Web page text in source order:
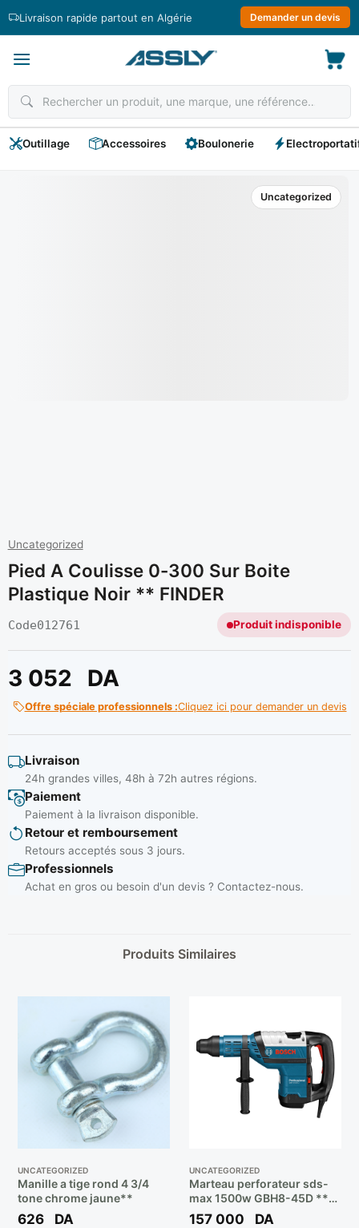
Livraison rapide partout en Algérie Demander un devis
Outillage Accessoires Boulonerie
Uncategorized
Uncategorized
Pied A Coulisse 0-300 Sur Boite
Plastique Noir ** FINDER
Code012761 Produit indisponible
3 052 DA
Offre spéciale professionnels :Cliquez ici pour demander un devis
Livraison
24h grandes villes, 48h à 72h autres régions.
Paiement
Paiement à la livraison disponible.
Retour et remboursement
Retours acceptés sous 3 jours.
Professionnels
Achat en gros ou besoin d'un devis ? Contactez-nous.
Produits Similaires
UNCATEGORIZED
Manille a tige rond 4 3/4
tone chrome jaune**
626 DA
UNCATEGORIZED
Marteau perforateur sds-
max 1500w GBH8-45D **
BOSCH
157 000 DA